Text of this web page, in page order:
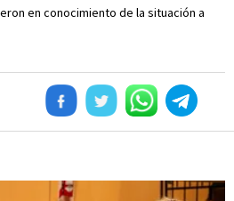
en conocimiento de la situación a